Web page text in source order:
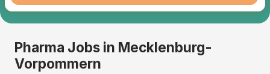
Pharma Jobs in Mecklenburg-
Vorpommern